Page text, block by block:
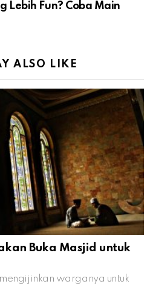
Lebih Fun? Coba Main
ALSO LIKE
Buka Masjid untuk
warganya untuk